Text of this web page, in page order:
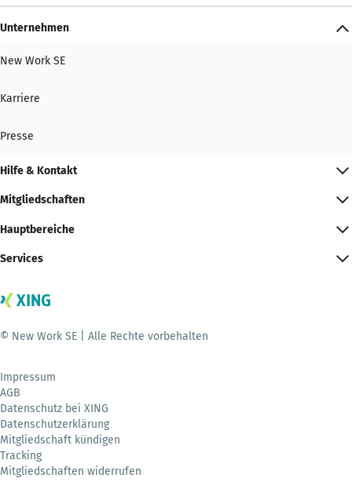
Unternehmen
New Work SE
Karriere
Presse
Hilfe & Kontakt
Mitgliedschaften
Hauptbereiche
Services
© New Work SE | Alle Rechte vorbehalten
Impressum
AGB
Datenschutz bei XING
Datenschutzerklärung
Mitgliedschaft kündigen
Tracking
Mitgliedschaften widerrufen